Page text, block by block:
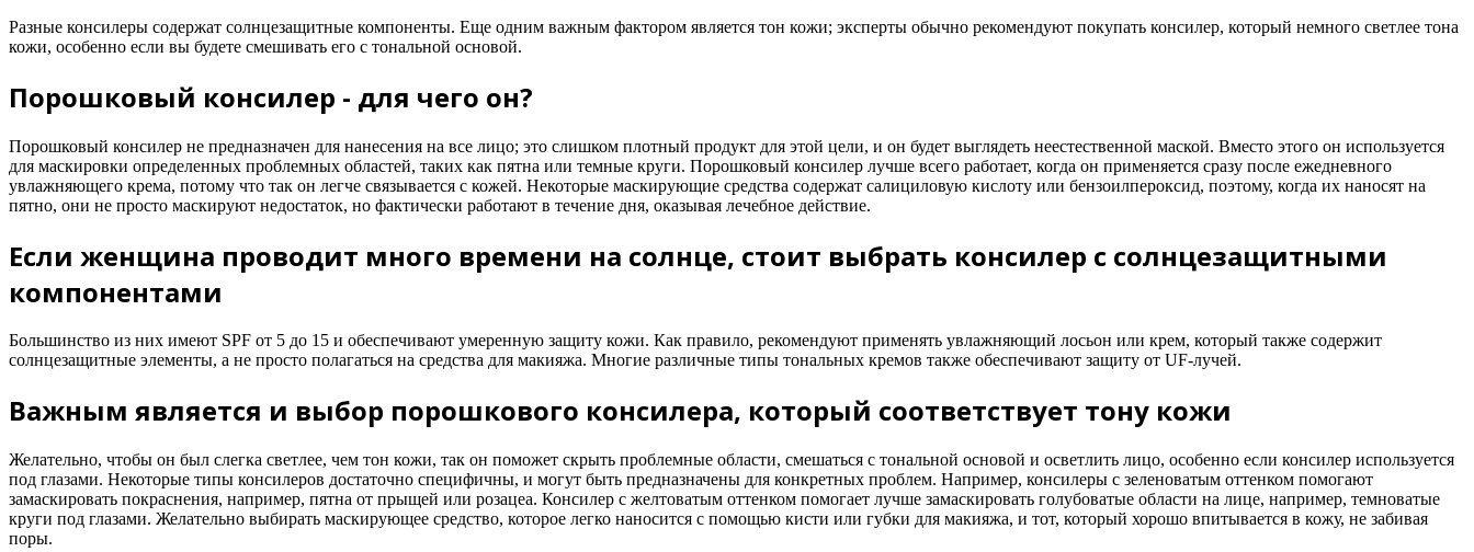
Разные консилеры содержат солнцезащитные компоненты. Еще одним важным фактором является тон кожи; эксперты обычно рекомендуют покупать консилер, который немного светлее тона
кожи, особенно если вы будете смешивать его с тональной основой.
Порошковый консилер - для чего он?
Порошковый консилер не предназначен для нанесения на все лицо; это слишком плотный продукт для этой цели, и он будет выглядеть неестественной маской. Вместо этого он используется
для маскировки определенных проблемных областей, таких как пятна или темные круги. Порошковый консилер лучше всего работает, когда он применяется сразу после ежедневного
увлажняющего крема, потому что так он легче связывается с кожей. Некоторые маскирующие средства содержат салициловую кислоту или бензоилпероксид, поэтому, когда их наносят на
пятно, они не просто маскируют недостаток, но фактически работают в течение дня, оказывая лечебное действие.
Если женщина проводит много времени на солнце, стоит выбрать консилер с солнцезащитными
компонентами
Большинство из них имеют SPF от 5 до 15 и обеспечивают умеренную защиту кожи. Как правило, рекомендуют применять увлажняющий лосьон или крем, который также содержит
солнцезащитные элементы, а не просто полагаться на средства для макияжа. Многие различные типы тональных кремов также обеспечивают защиту от UF-лучей.
Важным является и выбор порошкового консилера, который соответствует тону кожи
Желательно, чтобы он был слегка светлее, чем тон кожи, так он поможет скрыть проблемные области, смешаться с тональной основой и осветлить лицо, особенно если консилер используется
под глазами. Некоторые типы консилеров достаточно специфичны, и могут быть предназначены для конкретных проблем. Например, консилеры с зеленоватым оттенком помогают
замаскировать покраснения, например, пятна от прыщей или розацеа. Консилер с желтоватым оттенком помогает лучше замаскировать голубоватые области на лице, например, темноватые
круги под глазами. Желательно выбирать маскирующее средство, которое легко наносится с помощью кисти или губки для макияжа, и тот, который хорошо впитывается в кожу, не забивая
поры.